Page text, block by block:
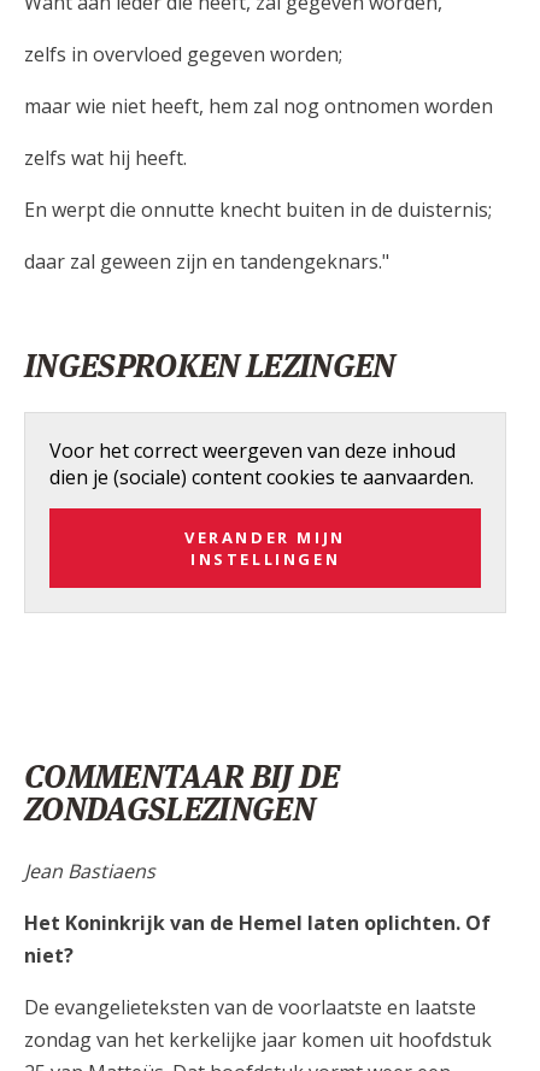
zelfs in overvloed gegeven worden;
maar wie niet heeft, hem zal nog ontnomen worden
zelfs wat hij heeft.
En werpt die onnutte knecht buiten in de duisternis;
daar zal geween zijn en tandengeknars."
INGESPROKEN LEZINGEN
Voor het correct weergeven van deze inhoud
dien je (sociale) content cookies te aanvaarden.
VERANDER MIJN
INSTELLINGEN
COMMENTAAR BIJ DE
ZONDAGSLEZINGEN
Jean Bastiaens
Het Koninkrijk van de Hemel laten oplichten. Of
niet?
De evangelieteksten van de voorlaatste en laatste
zondag van het kerkelijke jaar komen uit hoofdstuk